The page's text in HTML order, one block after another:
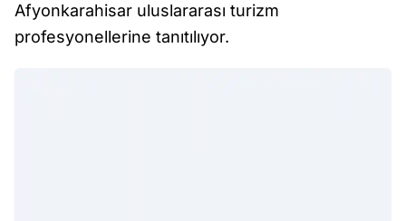
Afyonkarahisar uluslararası turizm
profesyonellerine tanıtılıyor.